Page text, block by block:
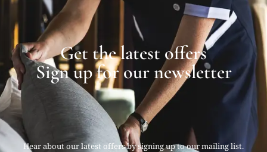
Get the latest offers
Sign up for our newsletter
Hear about our latest offers by signing up to our mailing list.